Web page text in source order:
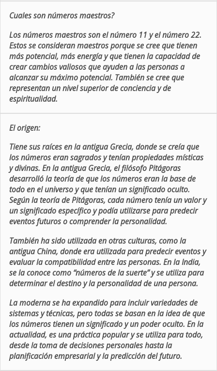
Cuales son números maestros?
Los números maestros son el número 11 y el número 22.
Estos se consideran maestros porque se cree que tienen
más potencial, más energía y que tienen la capacidad de
crear cambios valiosos que ayuden a las personas a
alcanzar su máximo potencial. También se cree que
representan un nivel superior de conciencia y de
espiritualidad.
El origen:
Tiene sus raíces en la antigua Grecia, donde se creía que
los números eran sagrados y tenían propiedades místicas
y divinas. En la antigua Grecia, el filósofo Pitágoras
desarrolló la teoría de que los números eran la base de
todo en el universo y que tenían un significado oculto.
Según la teoría de Pitágoras, cada número tenía un valor y
un significado específico y podía utilizarse para predecir
eventos futuros o comprender la personalidad.
También ha sido utilizada en otras culturas, como la
antigua China, donde era utilizada para predecir eventos y
evaluar la compatibilidad entre las personas. En la India,
se la conoce como “números de la suerte” y se utiliza para
determinar el destino y la personalidad de una persona.
La moderna se ha expandido para incluir variedades de
sistemas y técnicas, pero todas se basan en la idea de que
los números tienen un significado y un poder oculto. En la
actualidad, es una práctica popular y se utiliza para todo,
desde la toma de decisiones personales hasta la
planificación empresarial y la predicción del futuro.